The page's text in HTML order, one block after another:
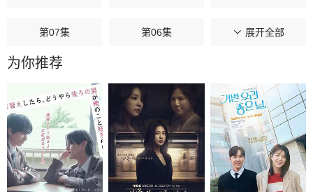
第07集 第06集 第05集
第04集
第01集
展开全部
为你推荐